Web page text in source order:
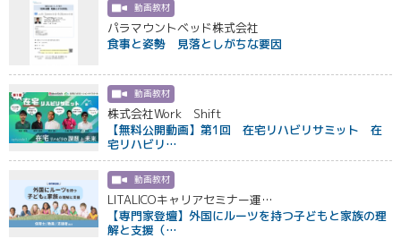
動画教材
パラマウントベッド株式会社
食事と姿勢 見落としがちな要因
動画教材
株式会社Work Shift
【無料公開動画】第1回 在宅リハビリサミット 在
宅リハビリ…
動画教材
LITALICOキャリアセミナー運…
【専門家登壇】外国にルーツを持つ子どもと家族の理
解と支援（…